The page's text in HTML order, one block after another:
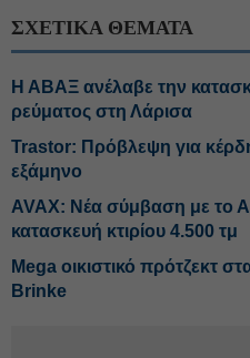
ΣΧΕΤΙΚΑ ΘΕΜΑΤΑ
Η ΑΒΑΞ ανέλαβε την
ρεύματος στη Λάρισα
Trastor: Πρόβλεψη για
εξάμηνο
AVAX: Νέα σύμβαση με το
κατασκευή κτιρίου 4.500 τμ
Mega οικιστικό πρότζεκτ
Brinke